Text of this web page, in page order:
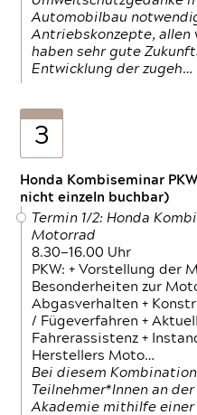
Automobilbau
Antriebskonzepte,
haben sehr gute
Entwicklung der zugeh…
3
Honda Kombiseminar
nicht einzeln buchbar)
Termin 1/2: Honda
Motorrad
8.30—16.00 Uhr
PKW: + Vorstellung der
Besonderheiten zur
Abgasverhalten +
/ Fügeverfahren +
Fahrerassistenz +
Herstellers Moto…
Bei diesem
Teilnehmer*Innen an
Akademie mithilfe